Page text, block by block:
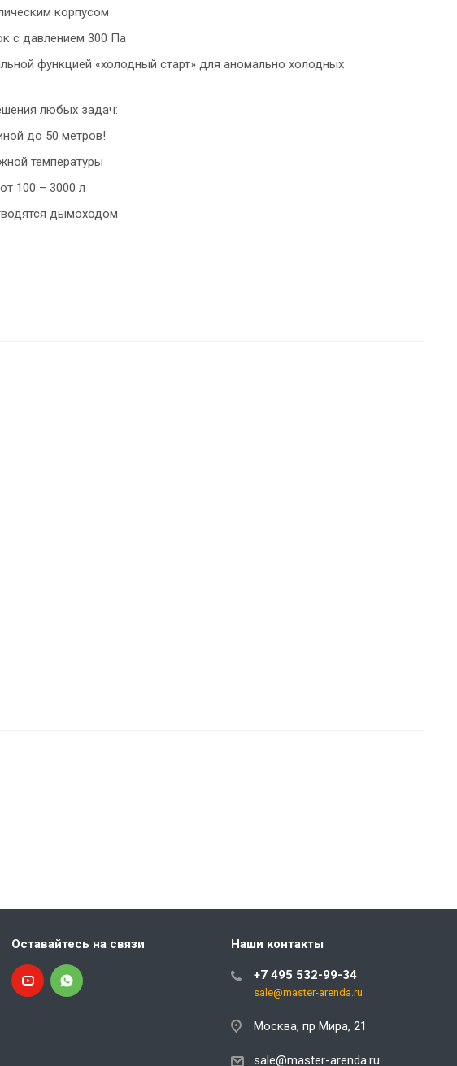
корпусом
с давлением 300 Па
функцией «холодный старт» для аномально холодных
любых задач:
до 50 метров!
температуры
100 – 3000 л
дымоходом
Оставайтесь на связи Наши контакты
+7 495 532-99-34
sale@master-arenda.ru
Москва, пр Мира, 21
sale@master-arenda.ru